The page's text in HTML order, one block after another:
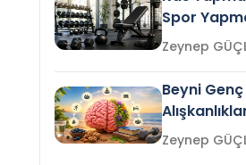
Spor
Zeynep
Beyni
Zeynep